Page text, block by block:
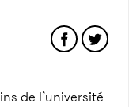
de l’université